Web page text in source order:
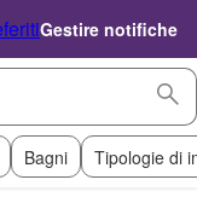
Gestire notifiche
Bagni Tipologie di